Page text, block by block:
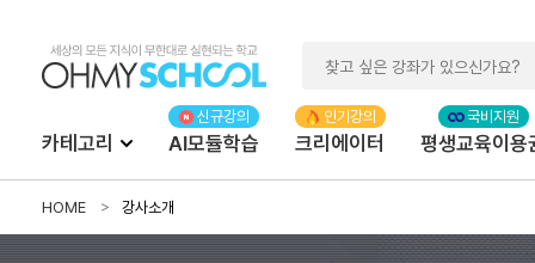
카테고리 AI모듈학습 크리에이터 평생교육이용
HOME 강사소개